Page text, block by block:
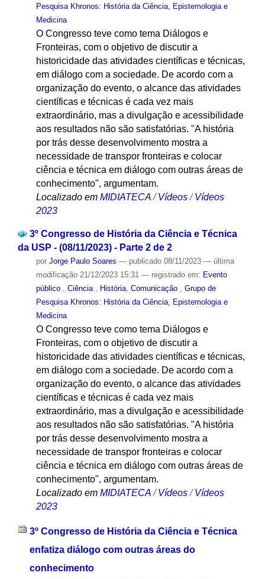
Pesquisa Khronos: História da Ciência, Epistemologia e
Medicina
O Congresso teve como tema Diálogos e
Fronteiras, com o objetivo de discutir a
historicidade das atividades científicas e técnicas,
em diálogo com a sociedade. De acordo com a
organização do evento, o alcance das atividades
científicas e técnicas é cada vez mais
extraordinário, mas a divulgação e acessibilidade
aos resultados não são satisfatórias. "A história
por trás desse desenvolvimento mostra a
necessidade de transpor fronteiras e colocar
ciência e técnica em diálogo com outras áreas de
conhecimento", argumentam.
Localizado em MIDIATECA /Vídeos /Vídeos
2023
3º Congresso de História da Ciência e Técnica
da USP - (08/11/2023) - Parte 2 de 2
por Jorge Paulo Soares — publicado08/11/2023 — última
modificação21/12/2023 15:31 — registrado em: Evento
público
Ciência História, Comunicação
Grupo de
Pesquisa Khronos: História da Ciência, Epistemologia e
Medicina
O Congresso teve como tema Diálogos e
Fronteiras, com o objetivo de discutir a
historicidade das atividades científicas e técnicas,
em diálogo com a sociedade. De acordo com a
organização do evento, o alcance das atividades
científicas e técnicas é cada vez mais
extraordinário, mas a divulgação e acessibilidade
aos resultados não são satisfatórias. "A história
por trás desse desenvolvimento mostra a
necessidade de transpor fronteiras e colocar
ciência e técnica em diálogo com outras áreas de
conhecimento", argumentam.
Localizado em MIDIATECA /Vídeos /Vídeos
2023
3º Congresso de História da Ciência e Técnica
enfatiza diálogo com outras áreas do
conhecimento